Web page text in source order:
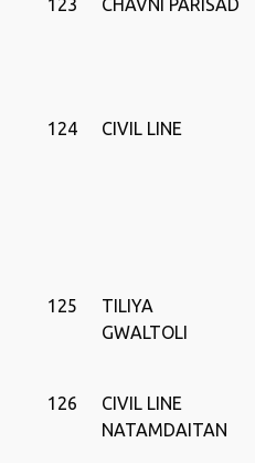
123 CHAVNI PARISAD
124 CIVIL LINE
125
TILIYA
GWALTOLI
126
CIVIL LINE
NATAMDAITAN